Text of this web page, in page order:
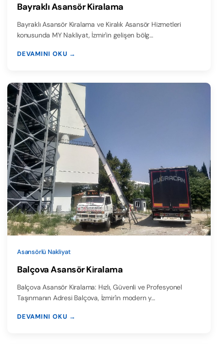
Bayraklı Asansör Kiralama
Bayraklı Asansör Kiralama ve Kiralık Asansör Hizmetleri
konusunda MY Nakliyat, İzmir'in gelişen bölg…
DEVAMINI OKU →
Asansörlü Nakliyat
Balçova Asansör Kiralama
Balçova Asansör Kiralama: Hızlı, Güvenli ve Profesyonel
Taşınmanın Adresi Balçova, İzmir'in modern y…
DEVAMINI OKU →